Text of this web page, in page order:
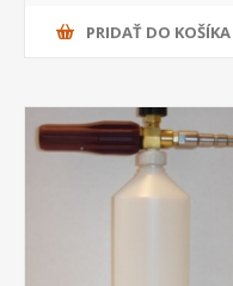
PRIDAŤ DO KOŠÍKA